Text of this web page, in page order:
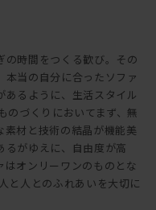
の時間をつくる歓び。その
当の自分に合ったソファ
あるように、生活スタイル
のづくりにおいてまず、無
材と技術の結晶が機能美
るがゆえに、自由度が高
はオンリーワンのものとな
と人とのふれあいを大切に